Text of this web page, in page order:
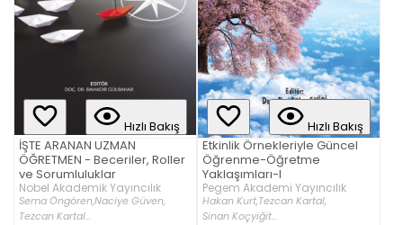
Hızlı Bakış
İŞTE ARANAN UZMAN
ÖĞRETMEN - Beceriler, Roller
ve Sorumluluklar
Nobel Akademik Yayıncılık
Sema Öngören,Naciye Güven,
Tezcan Kartal...
Hızlı Bakış
Etkinlik Örnekleriyle Güncel
Öğrenme-Öğretme
Yaklaşımları-I
Pegem Akademi Yayıncılık
Hakan Kurt,Tezcan Kartal,
Sinan Koçyiğit...